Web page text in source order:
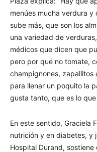
menúes mucha verdura
sube más, que son los
una variedad de
médicos que dicen que
pero por qué no tomate,
champignones, zapallitos
para llenar un poquito la
gusta tanto, que es lo que
En este sentido, Graciela
nutrición y en diabetes, y
Hospital Durand,